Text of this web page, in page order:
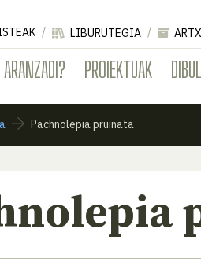
PROIEKTUAK
LIBURUTEGIA
Pachnolepia pruinata